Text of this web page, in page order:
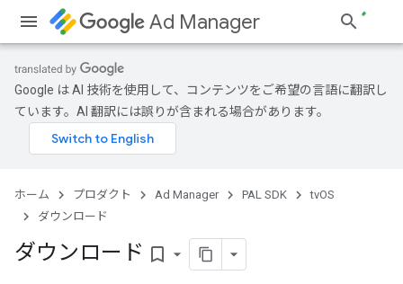
Ad Manager
Google は AI 技術を使用して、コンテンツをご希望の言語に翻訳し
ています。AI 翻訳には誤りが含まれる場合があります。
ホーム プロダクト Ad Manager PAL SDK
tvOS
ダウンロード
ダウンロード bookmark_border